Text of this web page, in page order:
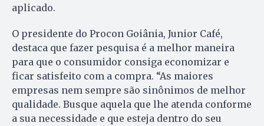
aplicado.
O presidente do Procon Goiânia, Junior Café,
destaca que fazer pesquisa é a melhor maneira
para que o consumidor consiga economizar e
ficar satisfeito com a compra. “As maiores
empresas nem sempre são sinônimos de melhor
qualidade. Busque aquela que lhe atenda conforme
a sua necessidade e que esteja dentro do seu